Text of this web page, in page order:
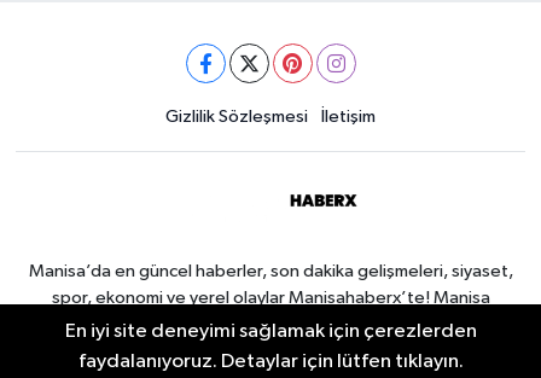
Gizlilik Sözleşmesi İletişim
Manisa’da en güncel haberler, son dakika gelişmeleri, siyaset,
spor, ekonomi ve yerel olaylar Manisahaberx’te! Manisa
haberlerini anbean takip edin.
En iyi site deneyimi sağlamak için çerezlerden
faydalanıyoruz. Detaylar için lütfen tıklayın.